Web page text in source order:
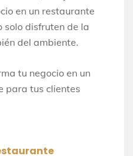
en un restaurante
solo disfruten de la
del ambiente.
tu negocio en un
para tus clientes